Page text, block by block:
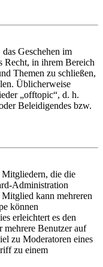
Geschehen im
Recht, in ihrem Bereich
Themen zu schließen,
Üblicherweise
„offtopic“, d. h.
Beleidigendes bzw.
die die
Administration
kann mehreren
können
erleichtert es den
Benutzer auf
zu Moderatoren eines
zu einem